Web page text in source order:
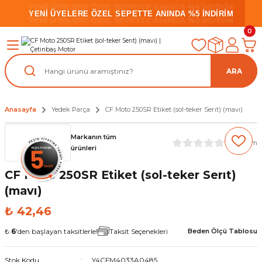
YENİ ÜYELERE ÖZEL SEPETTE ANINDA %5 İNDİRİM
YENİ ÜYELERE ÖZEL SEPETTE ANINDA %5 İNDİRİM
YENİ ÜYELERE ÖZEL SEPETTE ANINDA %5 İNDİRİM
ARA
0
Anasayfa Yedek Parça CF Moto 250SR Etiket (sol-teker Serıt) (mavı)
Markanın tüm
ürünleri
(0) Yorum
CF Moto 250SR Etiket (sol-teker Serıt)
(mavı)
₺ 42,46
₺ 6'den başlayan taksitlerle! Taksit Seçenekleri Beden Ölçü Tablosu
Stok Kodu Y4CFM4033A0485